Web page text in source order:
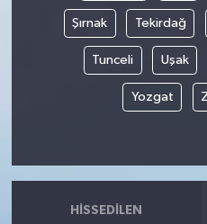
Şırnak Tekirdağ
Tunceli Uşak
Yozgat
HISSEDILEN